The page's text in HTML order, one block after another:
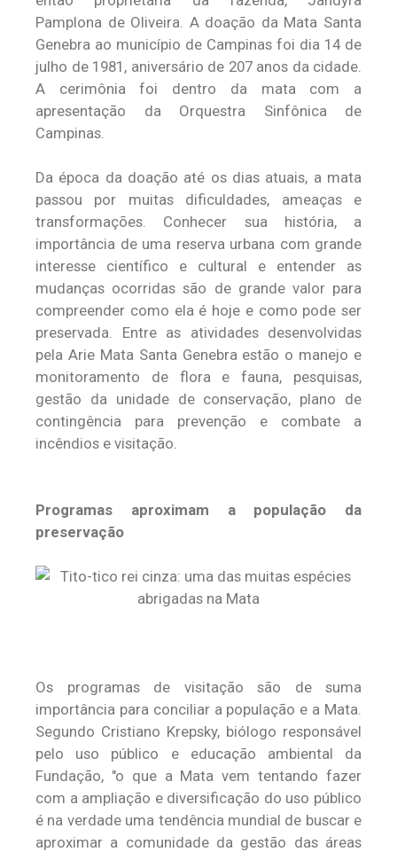
Pamplona de Oliveira. A doação da Mata Santa
Genebra ao município de Campinas foi dia 14 de
julho de 1981, aniversário de 207 anos da cidade.
A cerimônia foi dentro da mata com a
apresentação da Orquestra Sinfônica de
Campinas.
Da época da doação até os dias atuais, a mata
passou por muitas dificuldades, ameaças e
transformações. Conhecer sua história, a
importância de uma reserva urbana com grande
interesse científico e cultural e entender as
mudanças ocorridas são de grande valor para
compreender como ela é hoje e como pode ser
preservada. Entre as atividades desenvolvidas
pela Arie Mata Santa Genebra estão o manejo e
monitoramento de flora e fauna, pesquisas,
gestão da unidade de conservação, plano de
contingência para prevenção e combate a
incêndios e visitação.
Programas aproximam a população da
preservação
Os programas de visitação são de suma
importância para conciliar a população e a Mata.
Segundo Cristiano Krepsky, biólogo responsável
pelo uso público e educação ambiental da
Fundação, "o que a Mata vem tentando fazer
com a ampliação e diversificação do uso público
é na verdade uma tendência mundial de buscar e
aproximar a comunidade da gestão das áreas